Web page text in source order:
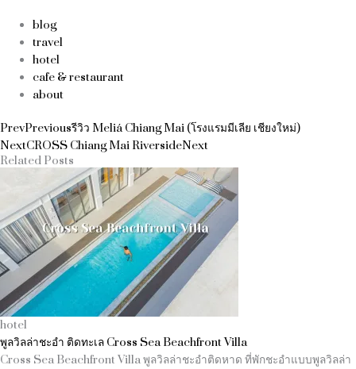
blog
travel
hotel
cafe & restaurant
about
PrevPreviousรีวิว Meliá Chiang Mai (โรงแรมมีเลีย เชียงใหม่)
NextCROSS Chiang Mai RiversideNext
Related Posts
hotel
พูลวิลล่าชะอำ ติดทะเล Cross Sea Beachfront Villa
Cross Sea Beachfront Villa พูลวิลล่าชะอำติดหาด ที่พักชะอำแบบพูลวิลล่า